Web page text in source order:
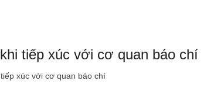
tiếp xúc với cơ quan báo chí
xúc với cơ quan báo chí